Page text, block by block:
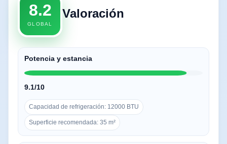
8.2
GLOBAL
Valoración
Potencia y estancia
9.1/10
Capacidad de refrigeración: 12000 BTU
Superficie recomendada: 35 m²